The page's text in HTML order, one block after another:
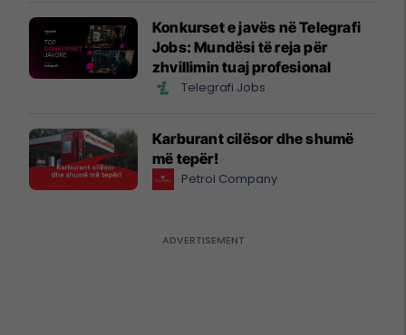
Konkurset e javës në Telegrafi
Jobs: Mundësi të reja për
zhvillimin tuaj profesional
Telegrafi Jobs
Karburant cilësor dhe shumë
më tepër!
Petrol Company